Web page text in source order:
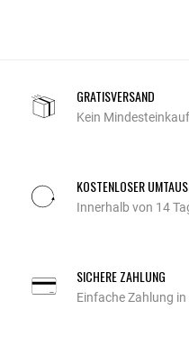
GRATISVERSAND
Kein Mindesteinkauf
KOSTENLOSER
Innerhalb von 14
SICHERE ZAHLUNG
Einfache Zahlung